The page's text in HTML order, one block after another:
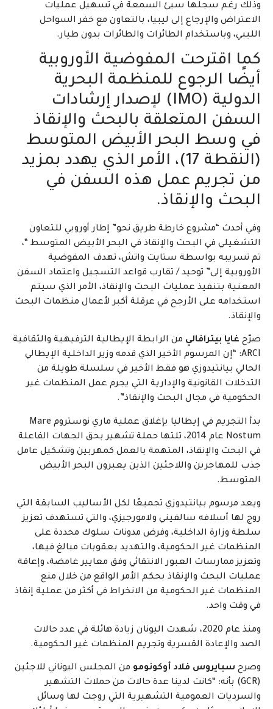
وذلك رغم سجلها سيئ السمعة في تسهيل عمليات
الاعتراض والإرجاع إلى ليبيا، بالتعاون مع خفر السواحل
الليبي، وباستخدام الطائرات والطائرات بدون طيار.
كما اقترحت المفوضية الأوروبية
أيضًا الرجوع للمنظمة البحرية
الدولية (IMO) لإصدار إرشادات
السفن المتعلقة بالبحث والإنقاذ
في وسط البحر الأبيض المتوسط
(النقطة 17)، الأمر الذي يهدد بمزيد
من تجريم عمل هذه السفن في
البحث والإنقاذ.
وفي أحدث “مشروع خارطة طريق نحو” إطار أوروبي للتعاون
التشغيلي في البحث والإنقاذ في البحر الأبيض المتوسط “،
تم تسريبه بواسطة ستايت واتش، تهدف المفوضية
الأوروبية إلى” توحيد / تقارب قواعد التسجيل واعتماد السفن
المعنية بتنفيذ عمليات البحث والإنقاذ، الأمر الذي سيتم
استخدامه على الأرجح في عرقلة أكبر لأعمال منظمات البحث
والإنقاذ.
صرّح غايا بيترافالي من الرابطة الإيطالية الترفيهية والثقافية
ARCI: “إن المرسوم الأخير الذي قدمه وزير الداخلية الإيطالي
الحالي بيانتيدوزي هو فقط الأخير في سلسلة طويلة من
التدخلات القانونية والإدارية التي يجرم عمل المنظمات غير
الحكومية في مجال البحث والإنقاذ”.
بدأ التجريم في إيطاليا بإغلاق عملية ماري نوستروم Mare
Nostum عام 2014، تلتها حملة تشهير بحق الجهات الفاعلة
في البحث والإنقاذ، المتهمة بالعمل كمهربين وتشكيل عامل
جذب للمهاجرين واللاجئين الذين يعبرون البحر الأبيض
المتوسط.
ويعد مرسوم بيانتيدوزي تجميعًا لكل الأساليب السابقة التي
روج لها أسلافه سالفيني ولامورجيزي، والتي تستهدف تعزيز
سلطة وزارة الداخلية، وفرض مدونات سلوك محددة على
المنظمات غير الحكومية، والتهديد بعقوبات مبالغ فيها،
وتعزيز ممارسات العبور الانتقائي وفق معايير غامضة، وإعاقة
عمليات البحث والإنقاذ بحكم الأمر الواقع من خلال منع
المنظمات غير الحكومية من الانخراط في أكثر من عملية إنقاذ
في وقت واحد.
ومنذ عام 2020، شهدت اليونان زيادة هائلة في عدد حالات
الصد والإعادة القسرية وتجريم المنظمات غير الحكومية.
وصرح سبايروس فلاد أوكونومو من المجلس اليوناني للاجئين
(GCR) بأنه: “كانت لدينا عدة حالات من حملات التشهير
والسرديات العمومية التشهيرية التي روجت لها وسائل